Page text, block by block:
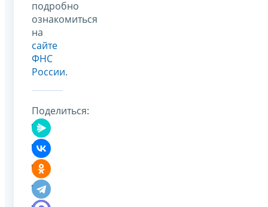
подробно
ознакомиться
на
сайте
ФНС
России.
Поделиться: